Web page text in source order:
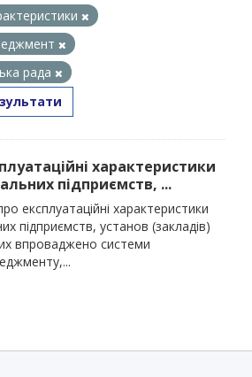
рада
характеристики
підприємств, ...
експлуатаційні характеристики
підприємств, установ (закладів)
впроваджено системи